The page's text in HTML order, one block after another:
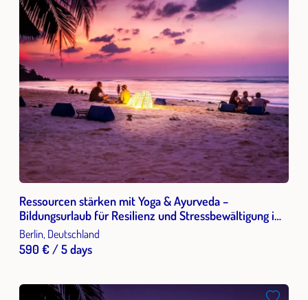
Ressourcen stärken mit Yoga & Ayurveda –
Bildungsurlaub für Resilienz und Stressbewältigung im
Berufsalltag
Berlin, Deutschland
590 € / 5 days